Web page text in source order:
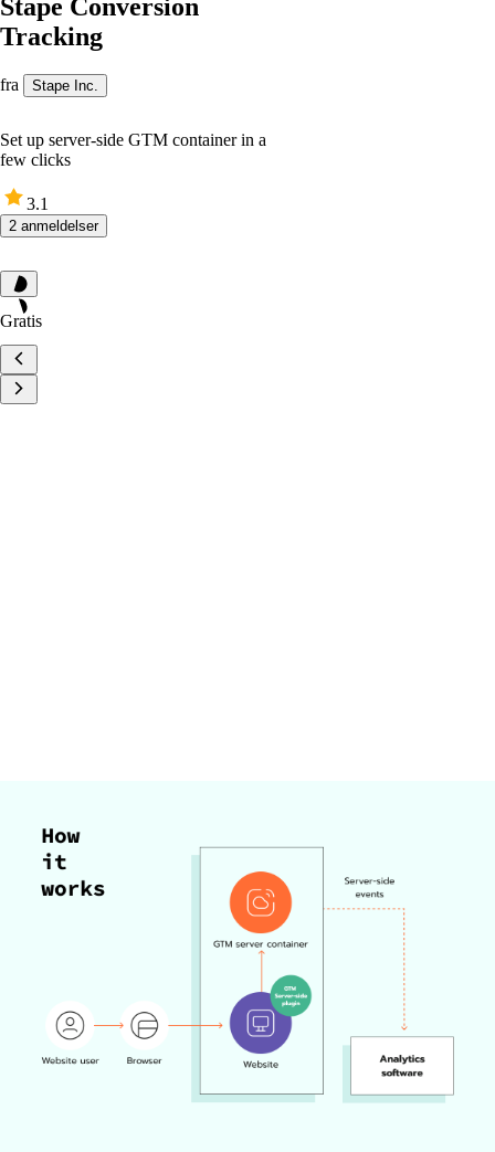
Stape Conversion
Tracking
fra Stape Inc.
Set up server-side GTM container in a
few clicks
3.1
2 anmeldelser
Gratis